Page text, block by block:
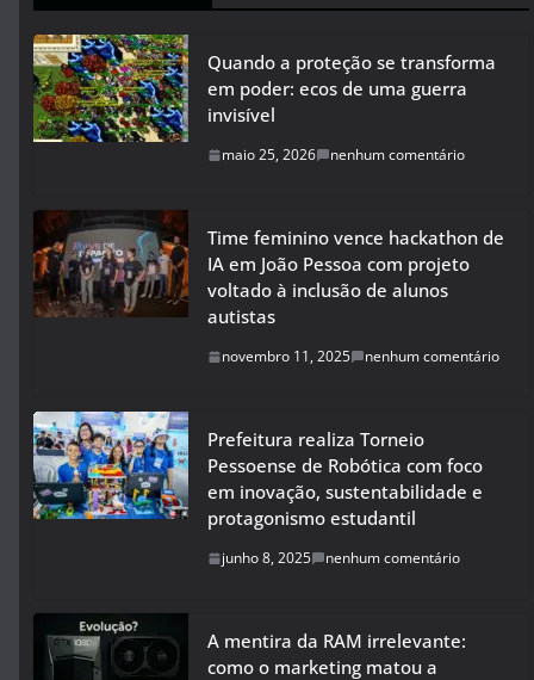
Quando a proteção se transforma
em poder: ecos de uma guerra
invisível
maio 25, 2026 nenhum comentário
Time feminino vence hackathon de
IA em João Pessoa com projeto
voltado à inclusão de alunos
autistas
novembro 11, 2025 nenhum comentário
Prefeitura realiza Torneio
Pessoense de Robótica com foco
em inovação, sustentabilidade e
protagonismo estudantil
junho 8, 2025 nenhum comentário
A mentira da RAM irrelevante:
como o marketing matou a